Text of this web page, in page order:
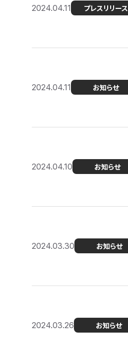
2024.04.11 プレスリリース
2024.04.11 お知らせ
2024.04.10 お知らせ
2024.03.30 お知らせ
2024.03.26 お知らせ